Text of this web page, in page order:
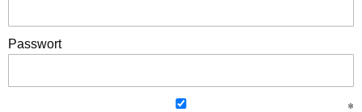
Passwort